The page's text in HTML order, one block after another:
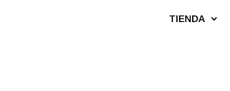
TIENDA